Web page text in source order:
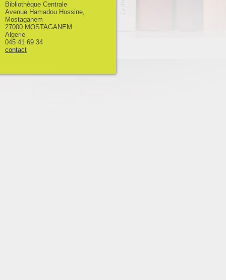
Bibliothèque Centrale
Avenue Hamadou Hossine,
Mostaganem
27000 MOSTAGANEM
Algerie
045 41 69 34
contact